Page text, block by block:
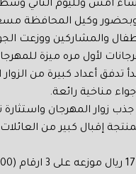
أمس ولليوم الثاني
وكيل المحافظة
والمشاركين ووزعت
لأول مره ميزة
تدفق أعداد كبيرة
مناخية رائعة.
زوار المهرجان
إقبال كبير من